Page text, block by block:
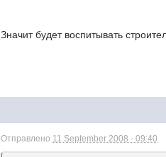
Значит будет воспитывать
Отправлено 11 September 2008 - 09:40